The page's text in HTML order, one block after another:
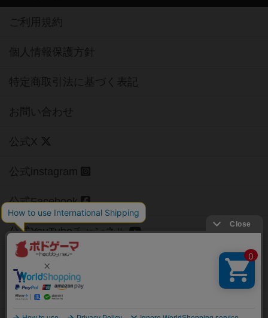
ご利用規約
個人情報保護方針
特定商取引法に基づく表記
お問い合わせ
公式X
公式instagram
公式Facebook
公式YouTubeチャンネル